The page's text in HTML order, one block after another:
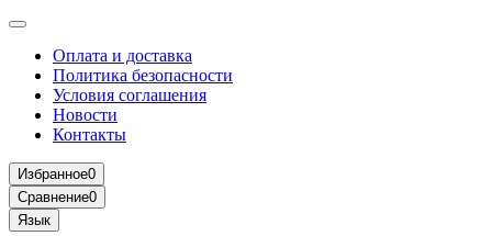
Оплата и доставка
Политика безопасности
Условия соглашения
Новости
Контакты
Избранное0
Сравнение0
Язык